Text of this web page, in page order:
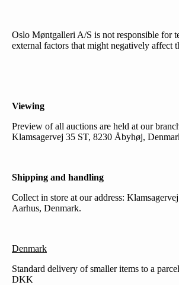
Oslo Møntgalleri A/S is not responsible for
external factors that might negatively affect
Viewing
Preview of all auctions are held at our
Klamsagervej 35 ST, 8230 Åbyhøj,
Shipping and handling
Collect in store at our address:
Aarhus, Denmark.
Denmark
Standard delivery of smaller items to a
DKK